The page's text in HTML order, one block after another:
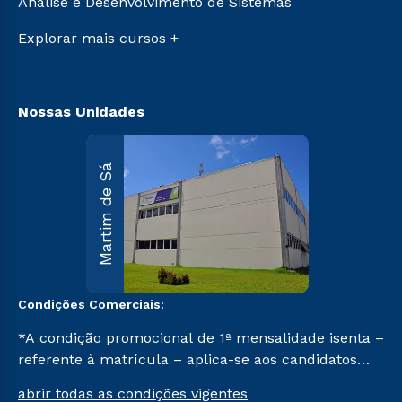
Vestibular Solidário
Segunda Graduação
Biblioteca
Explorar mais cursos +
Nossas Unidades
Martim de Sá
Condições Comerciais:
*A condição promocional de 1ª mensalidade isenta –
referente à matrícula – aplica-se aos candidatos
abrir todas as condições vigentes